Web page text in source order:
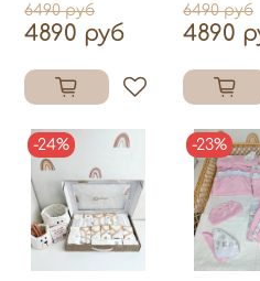
6490 руб
4890 руб
6490 руб
4890
-24% -23%